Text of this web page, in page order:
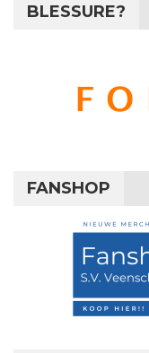
BLESSURE?
FANSHOP